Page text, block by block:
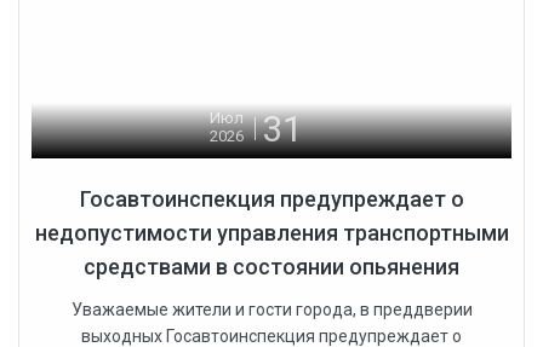
Июл
2026
31
Госавтоинспекция предупреждает о
недопустимости управления транспортными
средствами в состоянии опьянения
Уважаемые жители и гости города, в преддверии
выходных Госавтоинспекция предупреждает о